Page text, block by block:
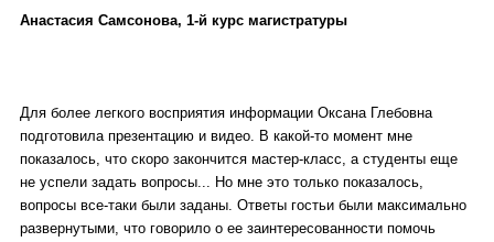
Анастасия Самсонова, 1-й курс магистратуры
Для более легкого восприятия информации Оксана Глебовна
подготовила презентацию и видео. В какой-то момент мне
показалось, что скоро закончится мастер-класс, а студенты еще
не успели задать вопросы... Но мне это только показалось,
вопросы все-таки были заданы. Ответы гостьи были максимально
развернутыми, что говорило о ее заинтересованности помочь